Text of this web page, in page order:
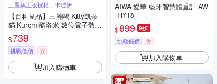
三麗鷗正版授權，卡哇伊
【百科良品】三麗鷗 Kitty凱蒂
貓 Kuromi酷洛米 數位電子體重
計 體重機 電子秤(正版授權)
$739
挑戰低價 券
加入購物車
AIWA 愛華 藍牙智慧體重計 AW
-HY18
$899 9折
挑戰低價 券
加入購物車